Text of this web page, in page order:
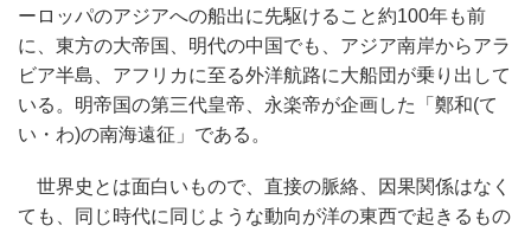
ーロッパのアジアへの船出に先駆けること約100年も前
に、東方の大帝国、明代の中国でも、アジア南岸からアラ
ビア半島、アフリカに至る外洋航路に大船団が乗り出して
いる。明帝国の第三代皇帝、永楽帝が企画した「鄭和(て
い・わ)の南海遠征」である。
世界史とは面白いもので、直接の脈絡、因果関係はなく
ても、同じ時代に同じような動向が洋の東西で起きるもの